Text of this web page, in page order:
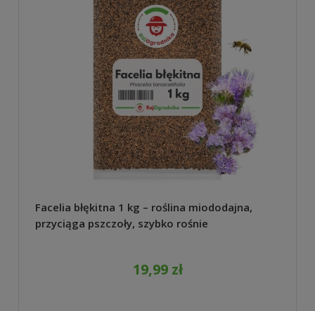
Facelia błękitna 1 kg – roślina miododajna,
przyciąga pszczoły, szybko rośnie
19,99 zł